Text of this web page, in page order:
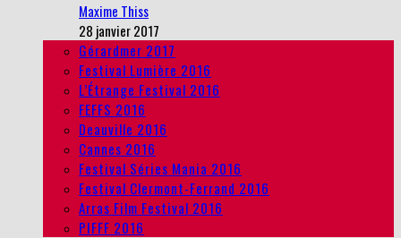
Maxime Thiss
28 janvier 2017
Gérardmer 2017
Festival Lumière 2016
L’Étrange Festival 2016
FEFFS 2016
Deauville 2016
Cannes 2016
Festival Séries Mania 2016
Festival Clermont-Ferrand 2016
Arras Film Festival 2016
PIFFF 2016